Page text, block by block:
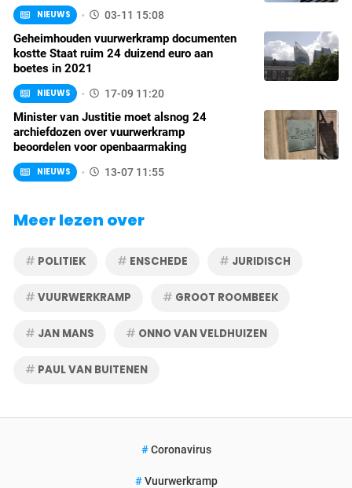
NIEUWS 03-11 15:08
Geheimhouden vuurwerkramp documenten
kostte Staat ruim 24 duizend euro aan
boetes in 2021
NIEUWS 17-09 11:20
Minister van Justitie moet alsnog 24
archiefdozen over vuurwerkramp
beoordelen voor openbaarmaking
NIEUWS 13-07 11:55
Meer lezen over
POLITIEK ENSCHEDE JURIDISCH
VUURWERKRAMP GROOT ROOMBEEK
JAN MANS ONNO VAN VELDHUIZEN
PAUL VAN BUITENEN
Coronavirus
Vuurwerkramp